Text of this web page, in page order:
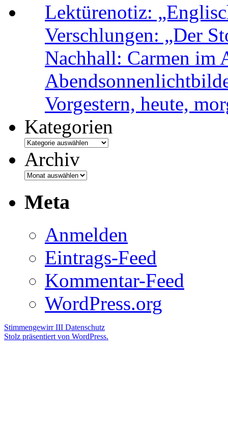
Lektürenotiz:
Verschlungen: „Der
Nachhall: Carmen im
Vorgestern, heute,
Kategorien
Archiv
Meta
Anmelden
Eintrags-Feed
Kommentar-Feed
WordPress.org
Stimmengewirr III Datenschutz
Stolz präsentiert von WordPress.